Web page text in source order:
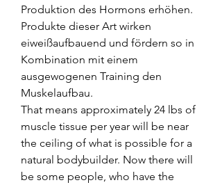
Produktion des Hormons erhöhen.
Produkte dieser Art wirken
eiweißaufbauend und fördern so in
Kombination mit einem
ausgewogenen Training den
Muskelaufbau.
That means approximately 24 lbs of
muscle tissue per year will be near
the ceiling of what is possible for a
natural bodybuilder. Now there will
be some people, who have the